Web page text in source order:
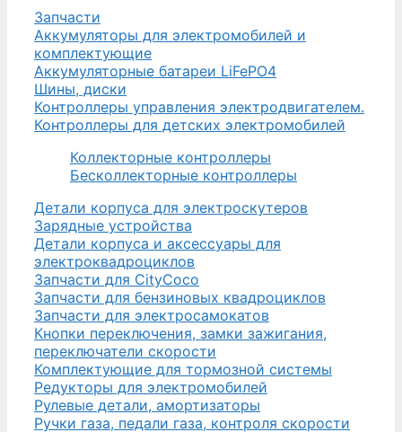
Запчасти
Аккумуляторы для электромобилей и
комплектующие
Аккумуляторные батареи LiFePO4
Шины, диски
Контроллеры управления электродвигателем.
Контроллеры для детских электромобилей
Коллекторные контроллеры
Бесколлекторные контроллеры
Детали корпуса для электроскутеров
Зарядные устройства
Детали корпуса и аксессуары для
электроквадроциклов
Запчасти для CityCoco
Запчасти для бензиновых квадроциклов
Запчасти для электросамокатов
Кнопки переключения, замки зажигания,
переключатели скорости
Комплектующие для тормозной системы
Редукторы для электромобилей
Рулевые детали, амортизаторы
Ручки газа, педали газа, контроля скорости